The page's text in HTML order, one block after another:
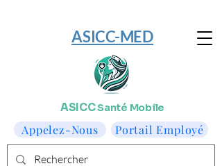
Portail Employé
​ASICC-MED
Appelez-Nous
ASICCSanté Mobile